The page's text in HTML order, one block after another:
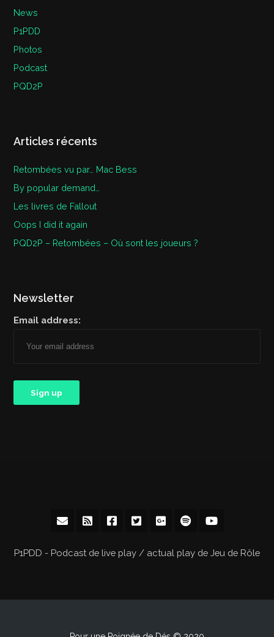
News
P1PDD
Photos
Podcast
PQD2P
Articles récents
Retombées vu par… Mac Bess
By popular demand…
Les livres de Fallout
Oops I did it again
PQD2P – Retombées – Où sont les joueurs ?
Newsletter
Email address:
P1PDD - Podcast de live play / actual play de Jeu de Rôle